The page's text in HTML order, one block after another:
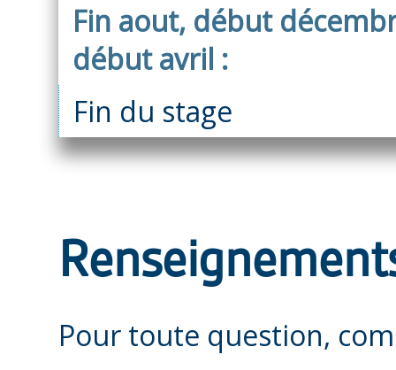
Fin aout, début
début avril :
Fin du stage
Pour toute question,